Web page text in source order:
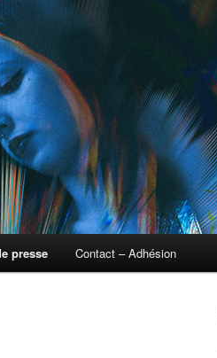
presse Contact – Adhésion